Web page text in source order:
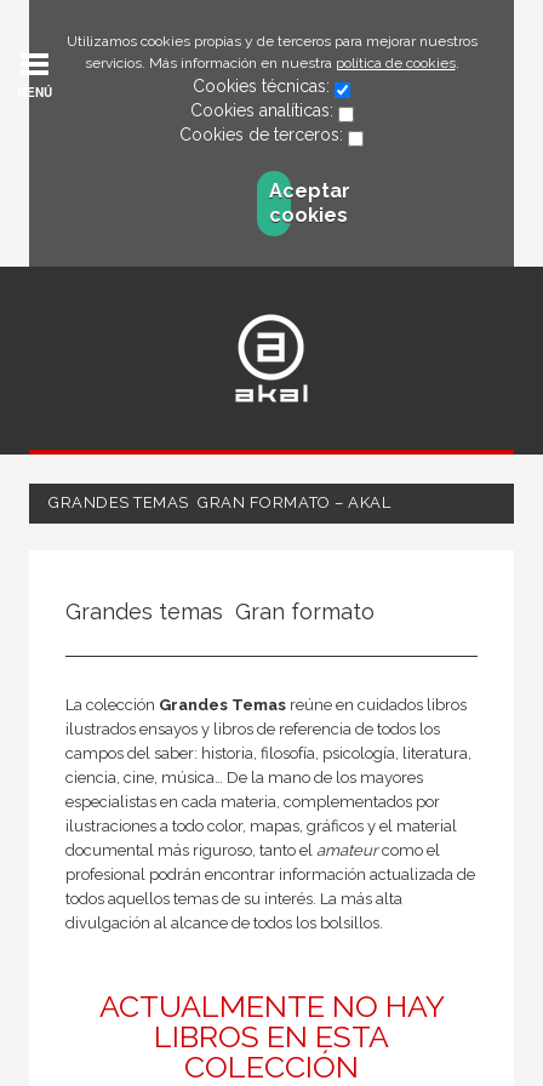
Utilizamos cookies propias y de terceros para mejorar nuestros
servicios. Más información en nuestra política de cookies.
Cookies técnicas:
Cookies analíticas:
Cookies de terceros:
Aceptar
cookies
MENÚ
GRANDES TEMAS  GRAN FORMATO – AKAL
Ciencias humanas y sociales
Lengua y literatura
MATERIAS
Actual
Teatro
Antiguo
Grandes temas  Gran formato
La colección Grandes Temas reúne en cuidados libros
ilustrados ensayos y libros de referencia de todos los
campos del saber: historia, filosofía, psicología, literatura,
ciencia, cine, música… De la mano de los mayores
especialistas en cada materia, complementados por
ilustraciones a todo color, mapas, gráficos y el material
documental más riguroso, tanto el amateurcomo el
profesional podrán encontrar información actualizada de
todos aquellos temas de su interés. La más alta
divulgación al alcance de todos los bolsillos.
ACTUALMENTE NO HAY
LIBROS EN ESTA
COLECCIÓN